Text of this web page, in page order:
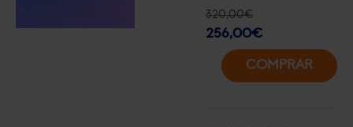
320,00€
256,00€
COMPRAR